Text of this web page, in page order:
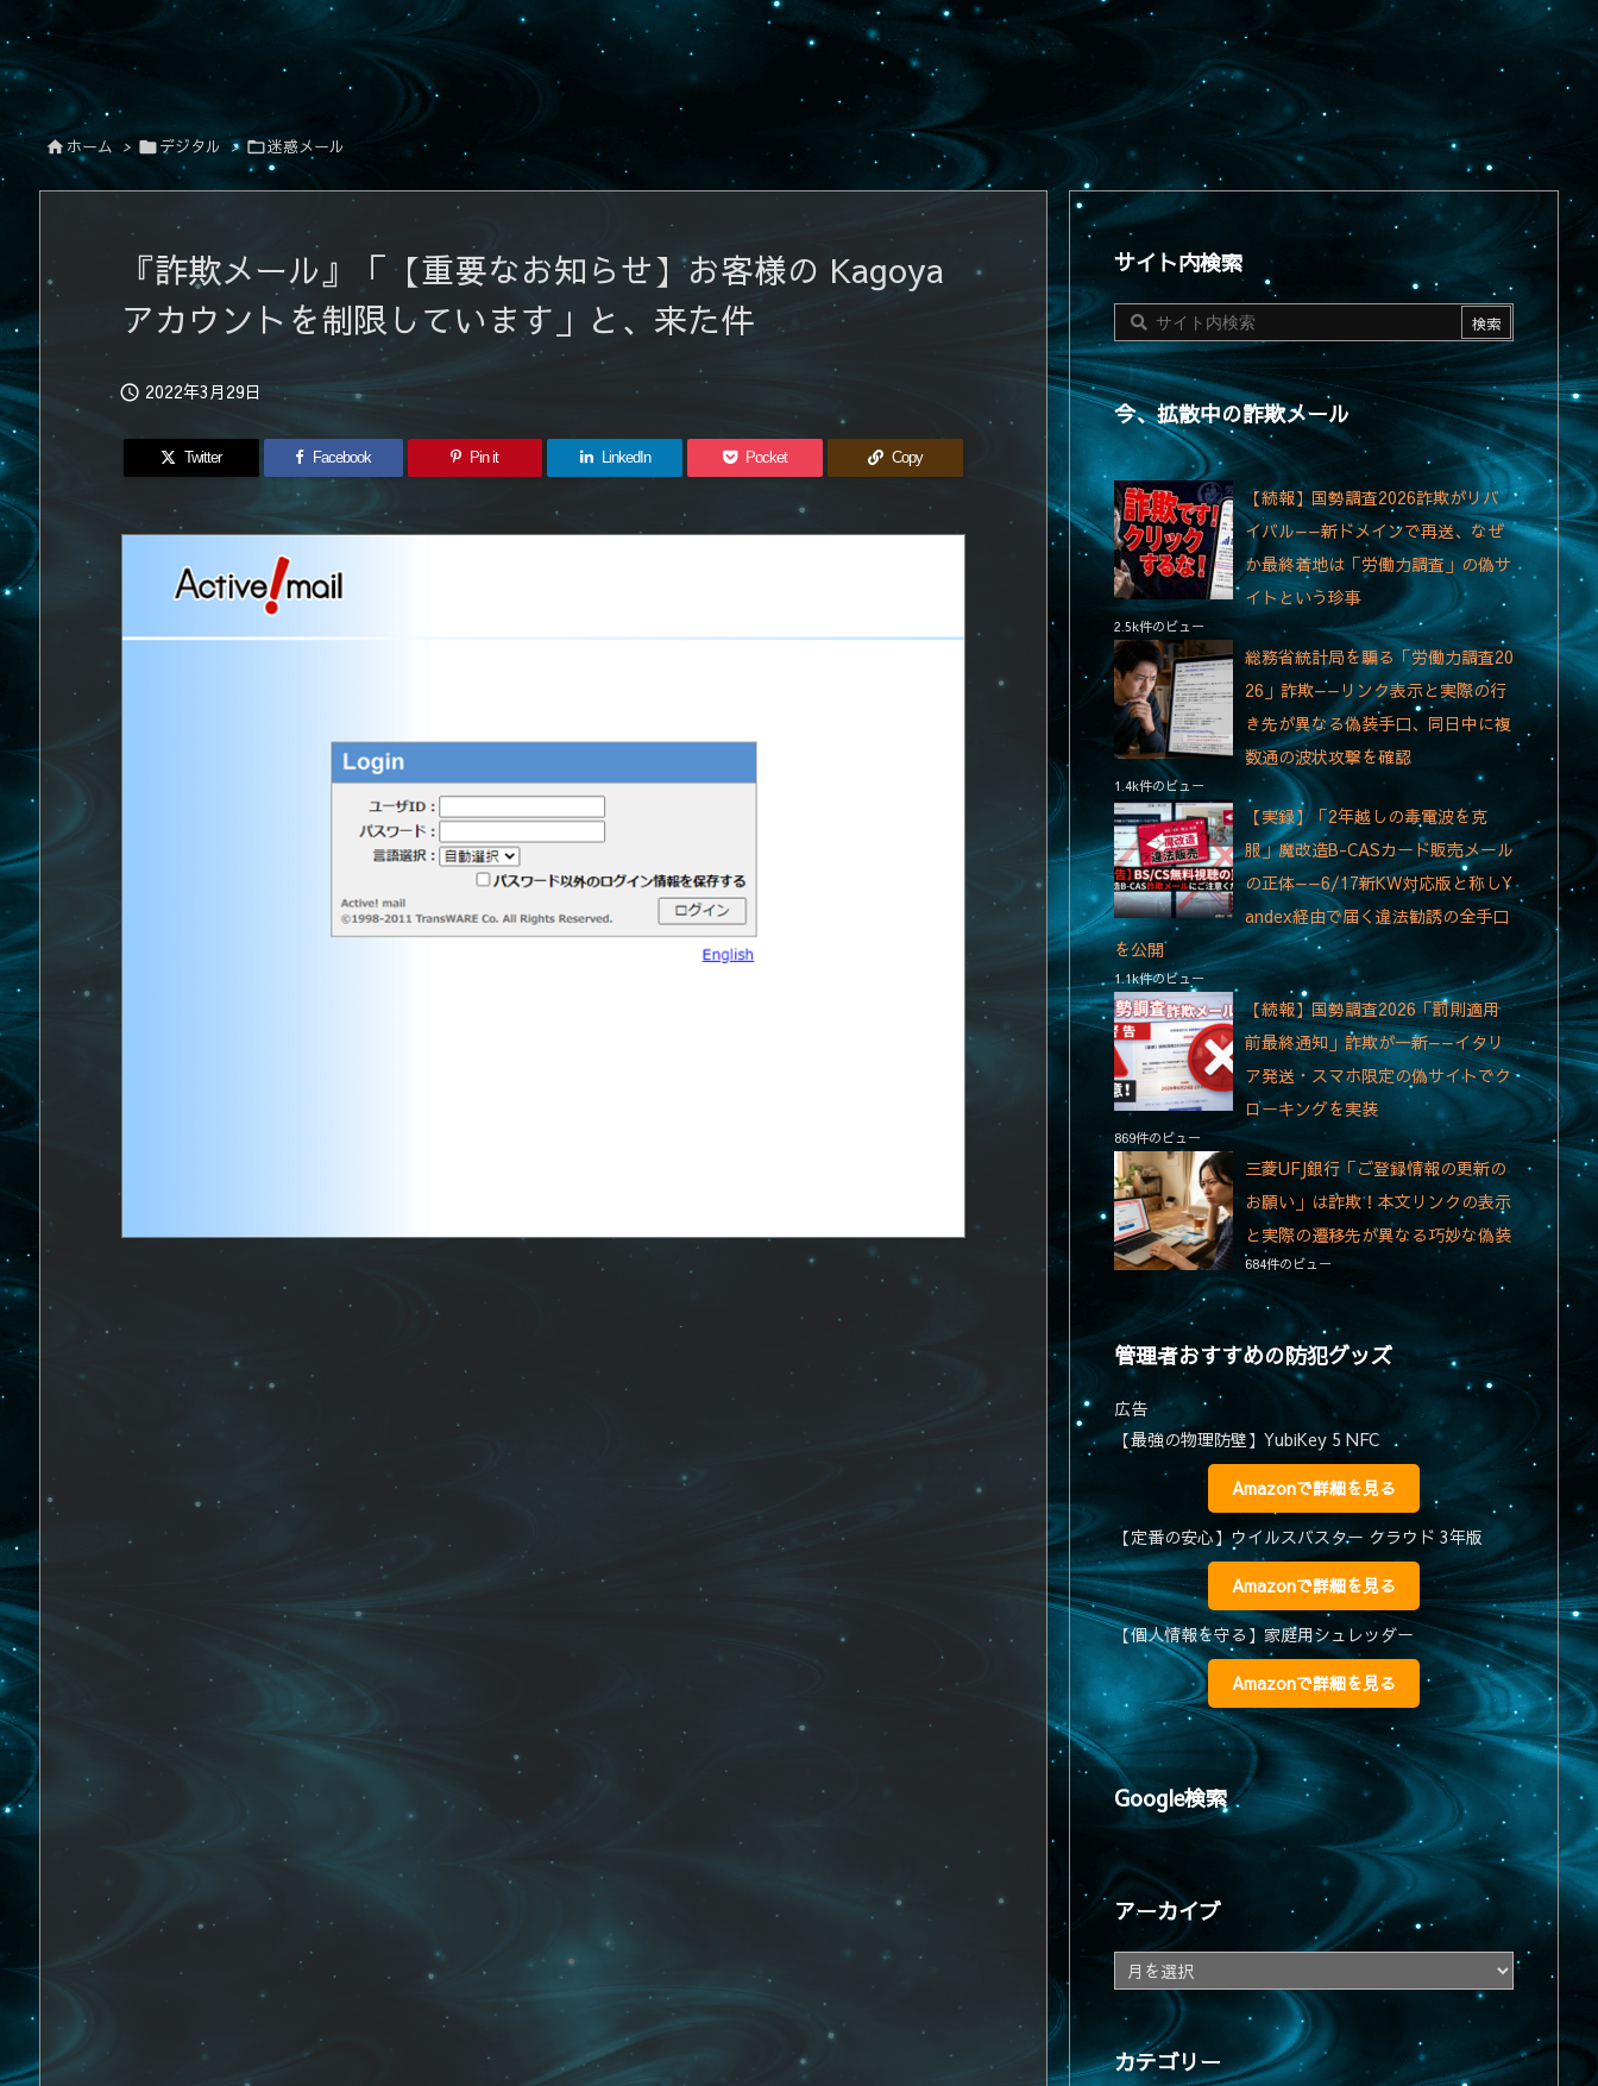
 ホーム > デジタル > 迷惑メール
『詐欺メール』「【重要なお知らせ】お客様の Kagoya
アカウントを制限しています」と、来た件
 2022年3月29日
Twitter Facebook Pin it LinkedIn Pocket Copy
サイト内検索
今、拡散中の詐欺メール
【続報】国勢調査2026詐欺がリバ
イバル——新ドメインで再送、なぜ
か最終着地は「労働力調査」の偽サ
イトという珍事
2.5k件のビュー
総務省統計局を騙る「労働力調査20
26」詐欺——リンク表示と実際の行
き先が異なる偽装手口、同日中に複
数通の波状攻撃を確認
1.4k件のビュー
【実録】「2年越しの毒電波を克
服」魔改造B-CASカード販売メール
の正体——6/17新KW対応版と称しY
andex経由で届く違法勧誘の全手口
を公開
1.1k件のビュー
【続報】国勢調査2026「罰則適用
前最終通知」詐欺が一新——イタリ
ア発送・スマホ限定の偽サイトでク
ローキングを実装
869件のビュー
三菱UFJ銀行「ご登録情報の更新の
お願い」は詐欺！本文リンクの表示
と実際の遷移先が異なる巧妙な偽装
684件のビュー
管理者おすすめの防犯グッズ
広告
【最強の物理防壁】YubiKey 5 NFC
Amazonで詳細を見る
【定番の安心】ウイルスバスター クラウド 3年版
Amazonで詳細を見る
【個人情報を守る】家庭用シュレッダー
Amazonで詳細を見る
Google検索
アーカイブ
ー
カ
イ
ブ
カテゴリー